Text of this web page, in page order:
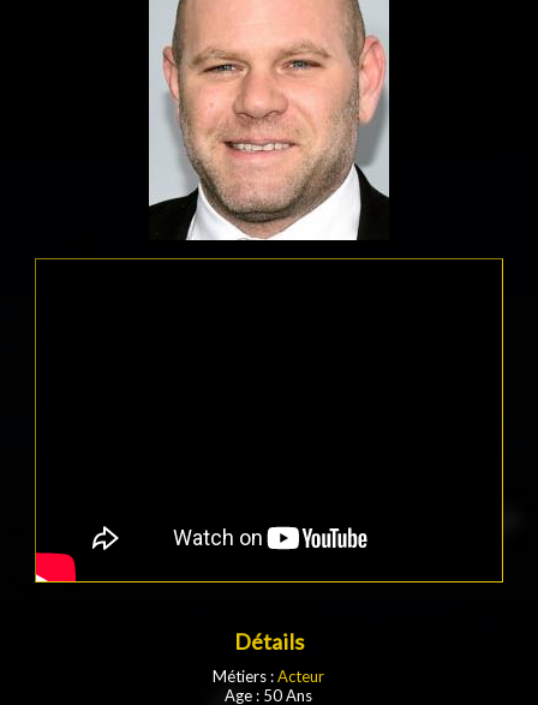
Détails
Métiers :Acteur
Age : 50 Ans